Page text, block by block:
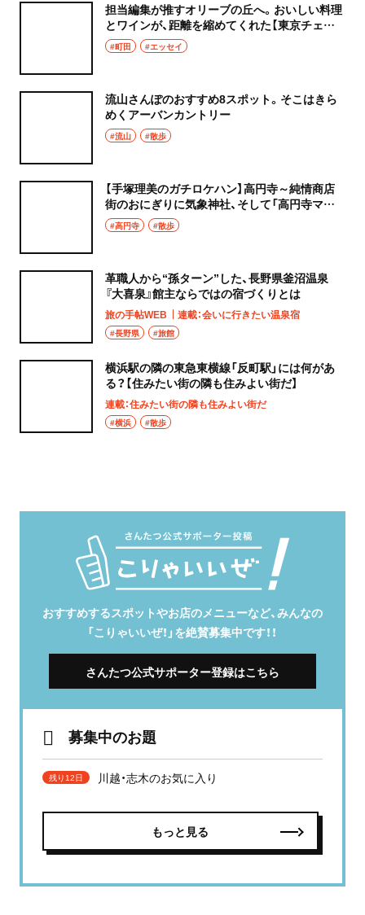
担当編集が推すオリーブの丘へ。おいしい料理
とワインが、距離を縮めてくれた【東京チェン
飯diary】
#町田 #エッセイ
流山さんぽのおすすめ8スポット。そこはきら
めくアーバンカントリー
#流山 #散歩
【手塚理美のガチロケハン】高円寺～純情商店
街のおにぎりに気象神社、そして「高円寺マシ
タ」へ！
#高円寺 #散歩
革職人から“孫ターン”した、長野県釜沼温泉
『大喜泉』館主ならではの宿づくりとは
旅の手帖WEB 連載：会いに行きたい温泉宿
#長野県 #旅館
横浜駅の隣の東急東横線「反町駅」には何があ
る？【住みたい街の隣も住みよい街だ】
連載：住みたい街の隣も住みよい街だ
#横浜 #散歩
おすすめするスポットやお店のメニューなど、みんなの
「こりゃいいぜ！」を絶賛募集中です！！
さんたつ公式サポーター登録はこちら
募集中のお題
残り12日 川越・志木のお気に入り
もっと見る